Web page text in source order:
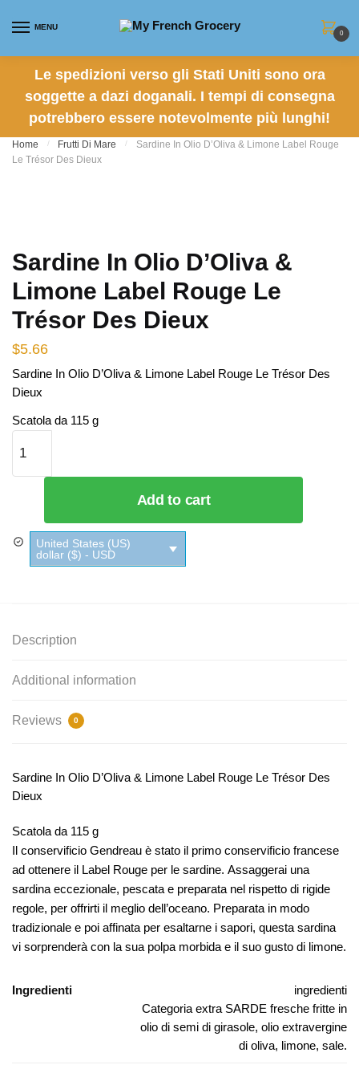
MENU
0
Le spedizioni verso gli Stati Uniti sono ora
soggette a dazi doganali. I tempi di consegna
potrebbero essere notevolmente più lunghi!
Home / Frutti Di Mare /
Sardine In Olio D’Oliva & Limone Label Rouge
Le Trésor Des Dieux
Sardine In Olio D’Oliva &
Limone Label Rouge Le
Trésor Des Dieux
$5.66
Sardine In Olio D’Oliva & Limone Label Rouge Le Trésor Des
Dieux
Scatola da 115 g
Dieux quantity
Add to cart
United States (US)
dollar ($) - USD
Description
Additional information
Reviews 0
Sardine In Olio D’Oliva & Limone Label Rouge Le Trésor Des
Dieux
Scatola da 115 g
Il conservificio Gendreau è stato il primo conservificio francese
ad ottenere il Label Rouge per le sardine. Assaggerai una
sardina eccezionale, pescata e preparata nel rispetto di rigide
regole, per offrirti il ​​meglio dell’oceano. Preparata in modo
tradizionale e poi affinata per esaltarne i sapori, questa sardina
vi sorprenderà con la sua polpa morbida e il suo gusto di limone.
Ingredienti
ingredienti
Categoria extra SARDE fresche fritte in
olio di semi di girasole, olio extravergine
di oliva, limone, sale.